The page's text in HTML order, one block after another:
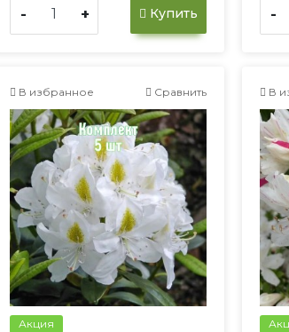
- + Купить -
В избранное Сравнить
Акция
В